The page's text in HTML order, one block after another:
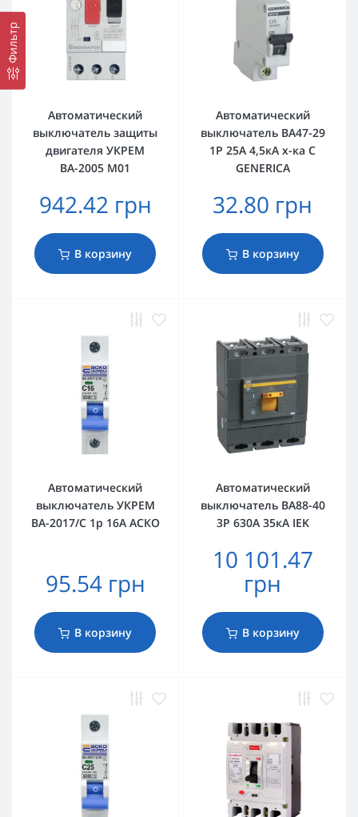
Фильтр
Автоматический
выключатель защиты
двигателя УКРЕМ
ВА-2005 М01
942.42 грн
В корзину
Автоматический
выключатель ВА47-29
1Р 25А 4,5кА х-ка C
GENERICA
32.80 грн
В корзину
Автоматический
выключатель УКРЕМ
ВА-2017/С 1р 16А АСКО
95.54 грн
В корзину
Автоматический
выключатель ВА88-40
3Р 630А 35кА IEK
10 101.47
грн
В корзину